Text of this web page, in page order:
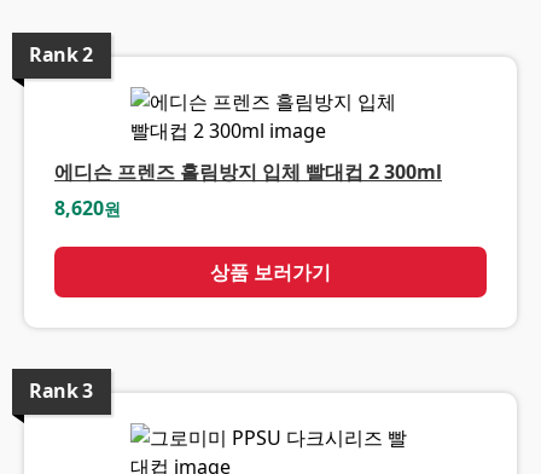
Rank2
에디슨 프렌즈 흘림방지 입체 빨대컵 2 300ml
8,620원
상품 보러가기
Rank3